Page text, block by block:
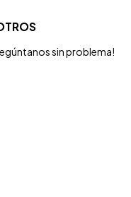
sin problema!